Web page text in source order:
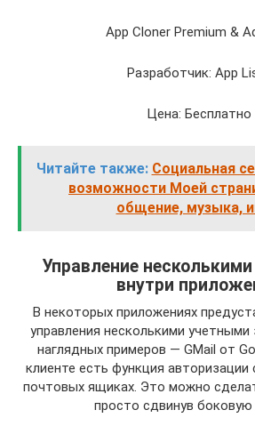
App Cloner Premium &
Разработчик: App
Цена: Бесплатно
Читайте также: Социальная
возможности Моей
общение, музыка,
Управление
внутри
В некоторых приложениях
управления несколькими
наглядных примеров — GMail от
клиенте есть функция авторизации
почтовых ящиках. Это можно
просто сдвинув боковую